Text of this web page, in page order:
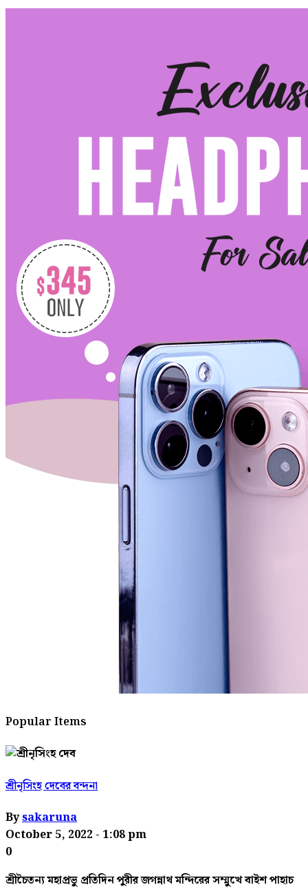
Popular Items
শ্রীনৃসিংহ দেবের বন্দনা
Bysakaruna
October 5, 2022 - 1:08 pm
0
শ্রীচৈতন্য মহাপ্রভু প্রতিদিন পুরীর জগন্নাথ মন্দিরের সম্মুখে বাইশ পাহাচ